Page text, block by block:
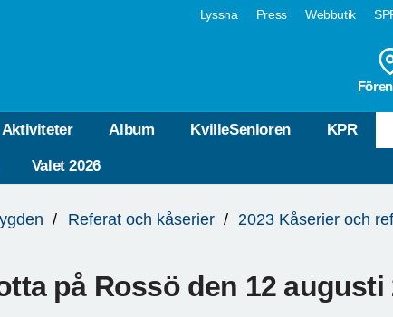
Lyssna Press Webbutik
Aktiviteter Album KvilleSenioren KPR
Valet 2026
Referat och kåserier 2023 Kåserier och
på Rossö den 12 augusti